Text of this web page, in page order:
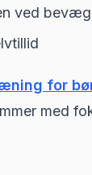
ved
for
med